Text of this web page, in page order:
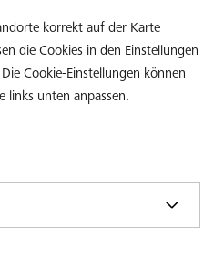
korrekt auf der Karte
die Cookies in den Einstellungen
Cookie-Einstellungen können
links unten anpassen.